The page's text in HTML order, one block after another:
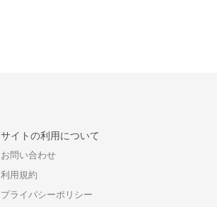
サイトの利用について
お問い合わせ
利用規約
プライパシーポリシー